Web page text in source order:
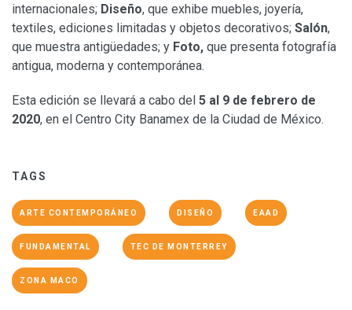
internacionales; Diseño, que exhibe muebles, joyería,
textiles, ediciones limitadas y objetos decorativos; Salón,
que muestra antigüedades; y Foto, que presenta fotografía
antigua, moderna y contemporánea.
Esta edición se llevará a cabo del 5 al 9 de febrero de
2020, en el Centro City Banamex de la Ciudad de México.
TAGS
ARTE CONTEMPORÁNEO DISEÑO EAAD
FUNDAMENTAL TEC DE MONTERREY
ZONA MACO